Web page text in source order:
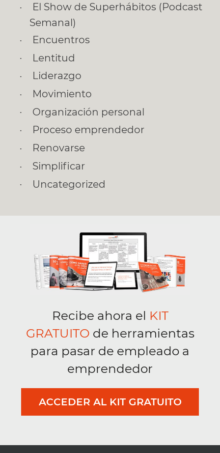
El Show de Superhábitos (Podcast
Semanal)
Encuentros
Lentitud
Liderazgo
Movimiento
Organización personal
Proceso emprendedor
Renovarse
Simplificar
Uncategorized
Recibe ahora el KIT
GRATUITO de herramientas
para pasar de empleado a
emprendedor
ACCEDER AL KIT GRATUITO